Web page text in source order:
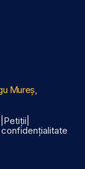
Mureș,
Petiții